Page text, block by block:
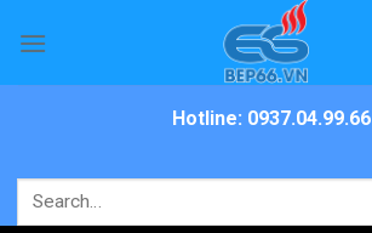
Hotline: 0937.04.99.66
Search
for: